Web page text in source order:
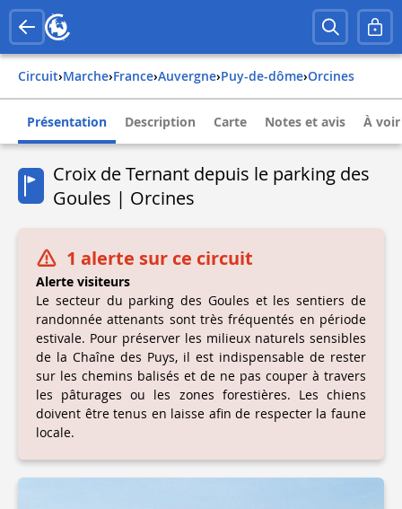
Circuit› Marche› france› auvergne› puy-de-dôme› orcines
Présentation Description Carte Notes et avis À
Croix de Ternant depuis le parking des
Goules | Orcines
1 alerte sur ce circuit
Alerte visiteurs
Le secteur du parking des Goules et les sentiers de
randonnée attenants sont très fréquentés en période
estivale. Pour préserver les milieux naturels sensibles
de la Chaîne des Puys, il est indispensable de rester
sur les chemins balisés et de ne pas couper à travers
les pâturages ou les zones forestières. Les chiens
doivent être tenus en laisse afin de respecter la faune
locale.